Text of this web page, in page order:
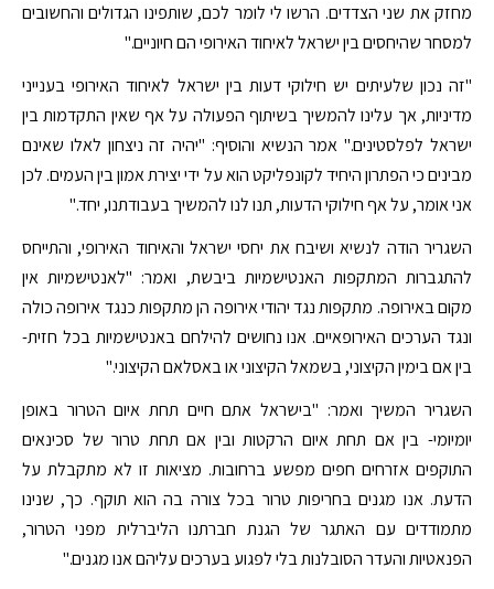
מחזק את שני הצדדים. הרשו לי לומר לכם, שותפינו הגדולים והחשובים
למסחר שהיחסים בין ישראל לאיחוד האירופי הם חיוניים."
"זה נכון שלעיתים יש חילוקי דעות בין ישראל לאיחוד האירופי בענייני
מדיניות, אך עלינו להמשיך בשיתוף הפעולה על אף שאין התקדמות בין
ישראל לפלסטינים." אמר הנשיא והוסיף: "יהיה זה ניצחון לאלו שאינם
מבינים כי הפתרון היחיד לקונפליקט הוא על ידי יצירת אמון בין העמים. לכן
אני אומר, על אף חילוקי הדעות, תנו לנו להמשיך בעבודתנו, יחד."
השגריר הודה לנשיא ושיבח את יחסי ישראל והאיחוד האירופי, והתייחס
להתגברות המתקפות האנטישמיות ביבשת, ואמר: "לאנטישמיות אין
מקום באירופה. מתקפות נגד יהודי אירופה הן מתקפות כנגד אירופה כולה
ונגד הערכים האירופאיים. אנו נחושים להילחם באנטישמיות בכל חזית-
בין אם בימין הקיצוני, בשמאל הקיצוני או באסלאם הקיצוני."
השגריר המשיך ואמר: "בישראל אתם חיים תחת איום הטרור באופן
יומיומי- בין אם תחת איום הרקטות ובין אם תחת טרור של סכינאים
התוקפים אזרחים חפים מפשע ברחובות. מציאות זו לא מתקבלת על
הדעת. אנו מגנים בחריפות טרור בכל צורה בה הוא תוקף. כך, שנינו
מתמודדים עם האתגר של הגנת חברתנו הליברלית מפני הטרור,
הפנאטיות והעדר הסובלנות בלי לפגוע בערכים עליהם אנו מגנים."